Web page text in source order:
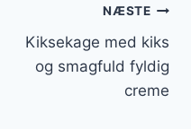
NÆSTE
Kiksekage med kiks
og smagfuld fyldig
creme